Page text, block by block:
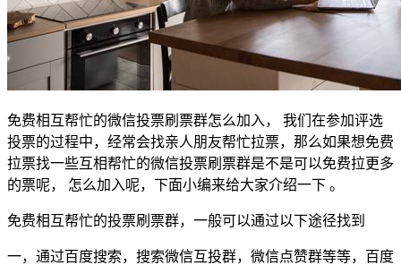
免费相互帮忙的微信投票刷票群怎么加入， 我们在参加评选
投票的过程中，经常会找亲人朋友帮忙拉票，那么如果想免费
拉票找一些互相帮忙的微信投票刷票群是不是可以免费拉更多
的票呢， 怎么加入呢，下面小编来给大家介绍一下 。
免费相互帮忙的投票刷票群，一般可以通过以下途径找到
一，通过百度搜索，搜索微信互投群，微信点赞群等等，百度